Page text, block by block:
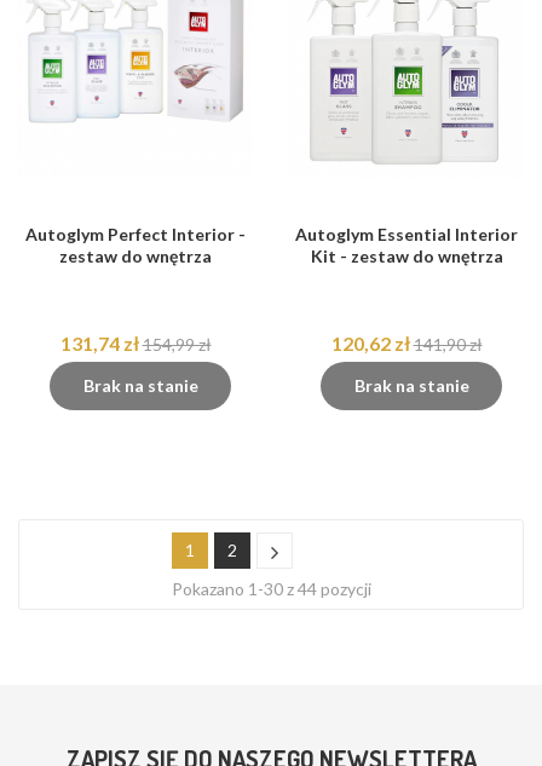
Autoglym Perfect Interior -
zestaw do wnętrza
131,74 zł154,99 zł
Brak na stanie
Autoglym Essential Interior
Kit - zestaw do wnętrza
120,62 zł141,90 zł
Brak na stanie
1
2
Pokazano 1-30 z 44 pozycji
ZAPISZ SIĘ DO NASZEGO NEWSLETTERA